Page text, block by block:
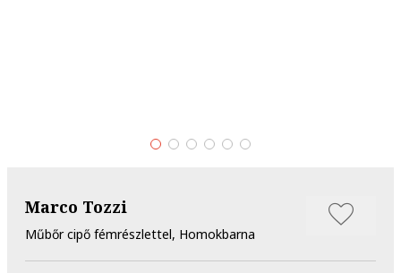
Marco Tozzi
Műbőr cipő fémrészlettel, Homokbarna